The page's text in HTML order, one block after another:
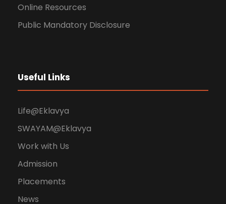
Online Resources
Public Mandatory Disclosure
Useful Links
Life@Eklavya
SWAYAM@Eklavya
Work with Us
Admission
Placements
News